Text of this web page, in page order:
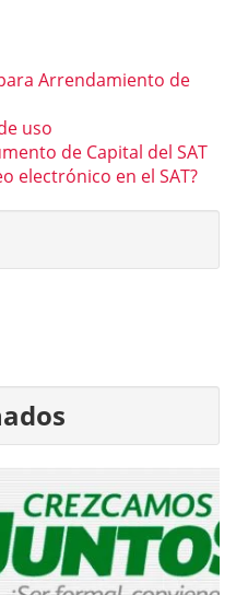
Arrendamiento de
uso
de Capital del SAT
electrónico en el SAT?